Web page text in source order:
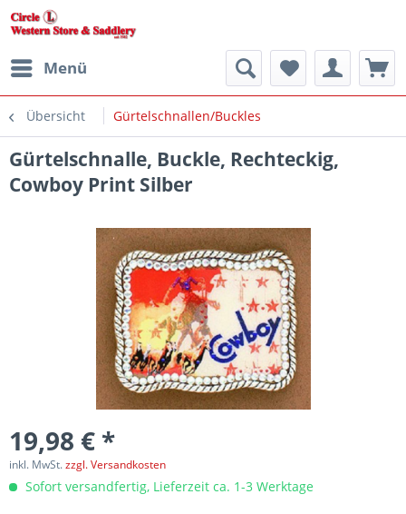
Menü
Übersicht Gürtelschnallen/Buckles
Gürtelschnalle, Buckle, Rechteckig,
Cowboy Print Silber
19,98 € *
inkl. MwSt.zzgl. Versandkosten
Sofort versandfertig, Lieferzeit ca. 1-3 Werktage